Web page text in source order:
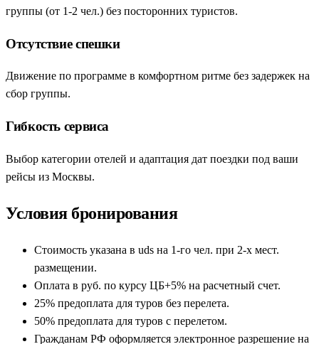
группы (от 1-2 чел.) без посторонних туристов.
Отсутствие спешки
Движение по программе в комфортном ритме без задержек на
сбор группы.
Гибкость сервиса
Выбор категории отелей и адаптация дат поездки под ваши
рейсы из Москвы.
Условия бронирования
Стоимость указана в uds на 1-го чел. при 2-х мест.
размещении.
Оплата в руб. по курсу ЦБ+5% на расчетный счет.
25% предоплата для туров без перелета.
50% предоплата для туров с перелетом.
Гражданам РФ оформляется электронное разрешение на